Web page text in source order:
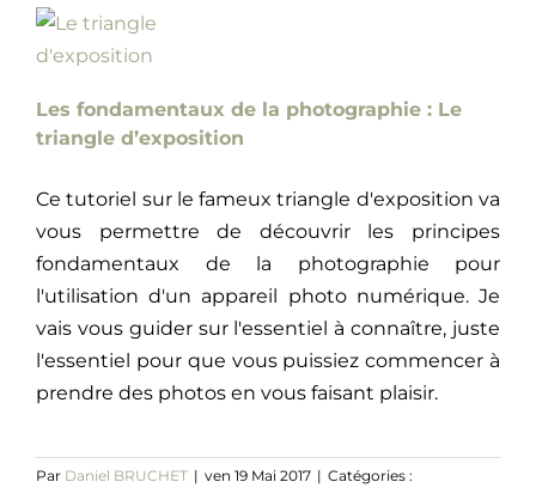
Les fondamentaux de la photographie : Le
triangle d’exposition
Ce tutoriel sur le fameux triangle d'exposition va
vous permettre de découvrir les principes
fondamentaux de la photographie pour
l'utilisation d'un appareil photo numérique. Je
vais vous guider sur l'essentiel à connaître, juste
l'essentiel pour que vous puissiez commencer à
prendre des photos en vous faisant plaisir.
Par Daniel BRUCHET | ven 19 Mai 2017 | Catégories :